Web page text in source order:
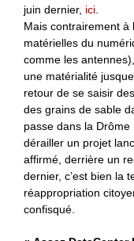
juin dernier, ici
Mais contrairement à
matérielles du
comme les
une matérialité
retour de se saisir
des grains de sable
passe dans la
dérailler un projet
affirmé, derrière un
dernier, c’est bien la
réappropriation
confisqué.